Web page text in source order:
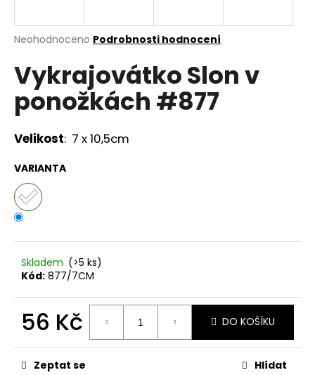
Průměrné
produktu
je
5
hvězdiček.
Neohodnoceno Podrobnosti hodnocení
Vykrajovátko Slon v
ponožkách #877
Velikost: 7 x 10,5cm
VARIANTA
Skladem (>5 ks)
Kód: 877/7CM
56 Kč
cena:
DO KOŠÍKU
Zeptat se Hlídat
j
t
?
D
o
p
o
u
u
j
e